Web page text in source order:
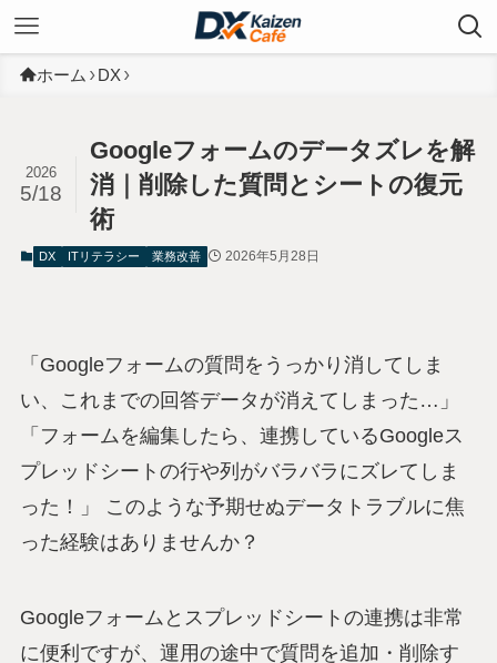
ホーム DX
Googleフォームのデータズレを解
消｜削除した質問とシートの復元
術
2026
5/18
DX ITリテラシー 業務改善 2026年5月28日
「Googleフォームの質問をうっかり消してしま
い、これまでの回答データが消えてしまった…」
「フォームを編集したら、連携しているGoogleス
プレッドシートの行や列がバラバラにズレてしま
った！」 このような予期せぬデータトラブルに焦
った経験はありませんか？
Googleフォームとスプレッドシートの連携は非常
に便利ですが、運用の途中で質問を追加・削除す